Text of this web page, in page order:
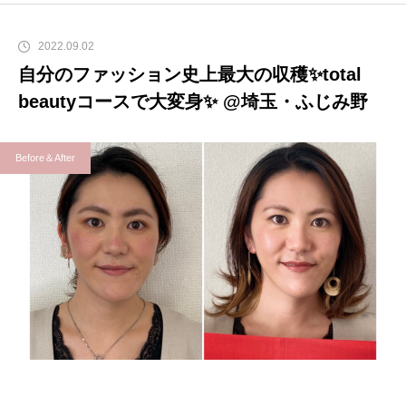
2022.09.02
自分のファッション史上最大の収穫✨total
beautyコースで大変身✨ @埼玉・ふじみ野
Before＆After